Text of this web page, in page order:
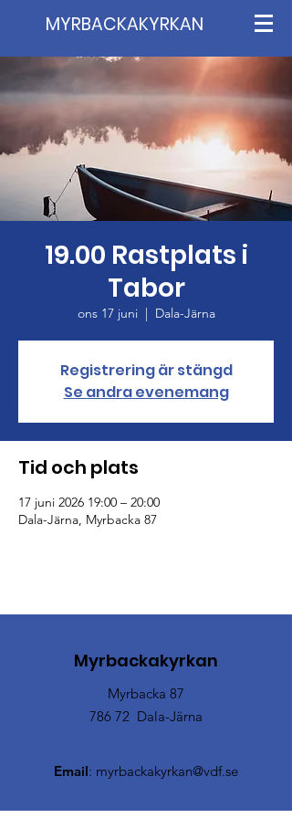
MYRBACKAKYRKAN
19.00 Rastplats i
Tabor
ons 17 juni
  |
Dala-Järna
Registrering är stängd
Se andra evenemang
Tid och plats
17 juni 2026 19:00 – 20:00
Dala-Järna, Myrbacka 87
Myrbackakyrkan
Myrbacka 87
786 72 Dala-Järna
Email: myrbackakyrkan@vdf.se